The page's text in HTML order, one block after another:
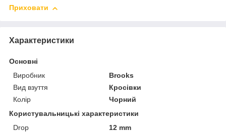
Приховати
Характеристики
Основні
Виробник
Brooks
Вид взуття
Кросівки
Колір
Чорний
Користувальницькі характеристики
Drop
12 mm